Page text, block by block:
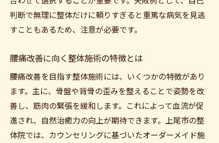
判断で無理に整体だけに頼りすぎると重篤な病気を見逃
すこともあるため、注意が必要です。
腰痛改善に向く整体施術の特徴とは
腰痛改善を目指す整体施術には、いくつかの特徴があり
ます。主に、骨盤や背骨の歪みを整えることで姿勢を改
善し、筋肉の緊張を緩和します。これによって血流が促
進され、自然治癒力の向上が期待できます。上尾市の整
体院では、カウンセリングに基づいたオーダーメイド施